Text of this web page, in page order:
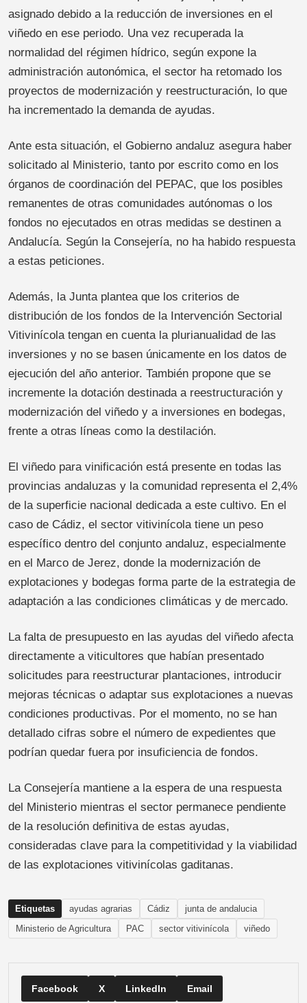
asignado debido a la reducción de inversiones en el
viñedo en ese periodo. Una vez recuperada la
normalidad del régimen hídrico, según expone la
administración autonómica, el sector ha retomado los
proyectos de modernización y reestructuración, lo que
ha incrementado la demanda de ayudas.
Ante esta situación, el Gobierno andaluz asegura haber
solicitado al Ministerio, tanto por escrito como en los
órganos de coordinación del PEPAC, que los posibles
remanentes de otras comunidades autónomas o los
fondos no ejecutados en otras medidas se destinen a
Andalucía. Según la Consejería, no ha habido respuesta
a estas peticiones.
Además, la Junta plantea que los criterios de
distribución de los fondos de la Intervención Sectorial
Vitivinícola tengan en cuenta la plurianualidad de las
inversiones y no se basen únicamente en los datos de
ejecución del año anterior. También propone que se
incremente la dotación destinada a reestructuración y
modernización del viñedo y a inversiones en bodegas,
frente a otras líneas como la destilación.
El viñedo para vinificación está presente en todas las
provincias andaluzas y la comunidad representa el 2,4%
de la superficie nacional dedicada a este cultivo. En el
caso de Cádiz, el sector vitivinícola tiene un peso
específico dentro del conjunto andaluz, especialmente
en el Marco de Jerez, donde la modernización de
explotaciones y bodegas forma parte de la estrategia de
adaptación a las condiciones climáticas y de mercado.
La falta de presupuesto en las ayudas del viñedo afecta
directamente a viticultores que habían presentado
solicitudes para reestructurar plantaciones, introducir
mejoras técnicas o adaptar sus explotaciones a nuevas
condiciones productivas. Por el momento, no se han
detallado cifras sobre el número de expedientes que
podrían quedar fuera por insuficiencia de fondos.
La Consejería mantiene a la espera de una respuesta
del Ministerio mientras el sector permanece pendiente
de la resolución definitiva de estas ayudas,
consideradas clave para la competitividad y la viabilidad
de las explotaciones vitivinícolas gaditanas.
Etiquetas ayudas agrarias Cádiz
junta de andalucia
Ministerio de Agricultura
PAC sector vitivinícola viñedo
Facebook X LinkedIn Email